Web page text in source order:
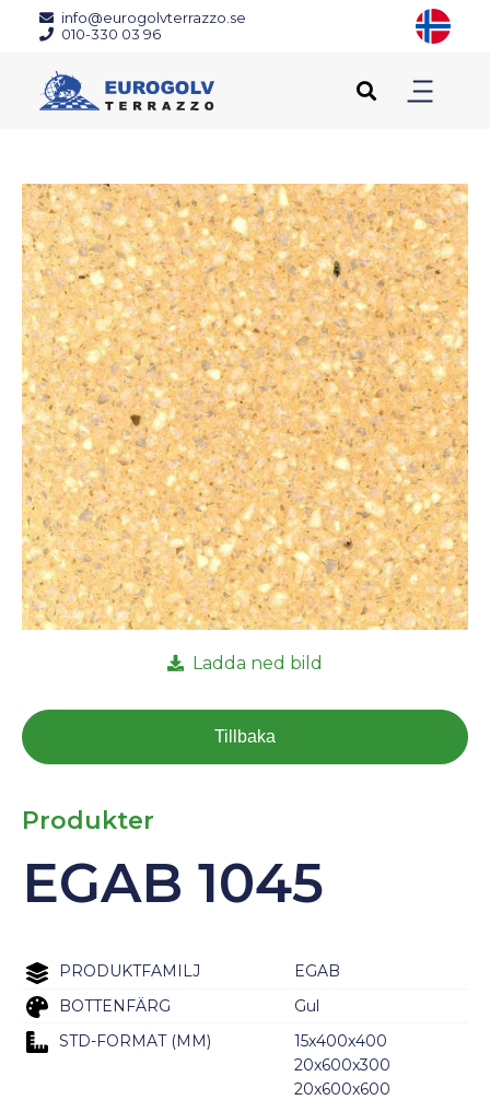
info@eurogolvterrazzo.se
010-330 03 96
Ladda ned bild
Tillbaka
Produkter
EGAB 1045
PRODUKTFAMILJ
EGAB
BOTTENFÄRG
Gul
STD-FORMAT (MM)
15x400x400
20x600x300
20x600x600